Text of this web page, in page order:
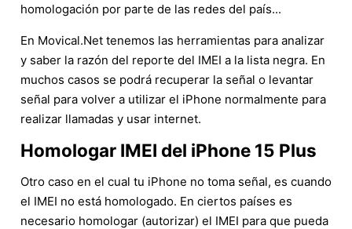
homologación por parte de las redes del país...
En Movical.Net tenemos las herramientas para analizar
y saber la razón del reporte del IMEI a la lista negra. En
muchos casos se podrá recuperar la señal o levantar
señal para volver a utilizar el iPhone normalmente para
realizar llamadas y usar internet.
Homologar IMEI del iPhone 15 Plus
Otro caso en el cual tu iPhone no toma señal, es cuando
el IMEI no está homologado. En ciertos países es
necesario homologar (autorizar) el IMEI para que pueda